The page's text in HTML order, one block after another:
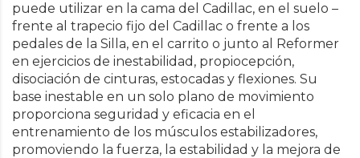
puede utilizar en la cama del Cadillac, en el suelo –
frente al trapecio fijo del Cadillac o frente a los
pedales de la Silla, en el carrito o junto al Reformer
en ejercicios de inestabilidad, propiocepción,
disociación de cinturas, estocadas y flexiones. Su
base inestable en un solo plano de movimiento
proporciona seguridad y eficacia en el
entrenamiento de los músculos estabilizadores,
promoviendo la fuerza, la estabilidad y la mejora de